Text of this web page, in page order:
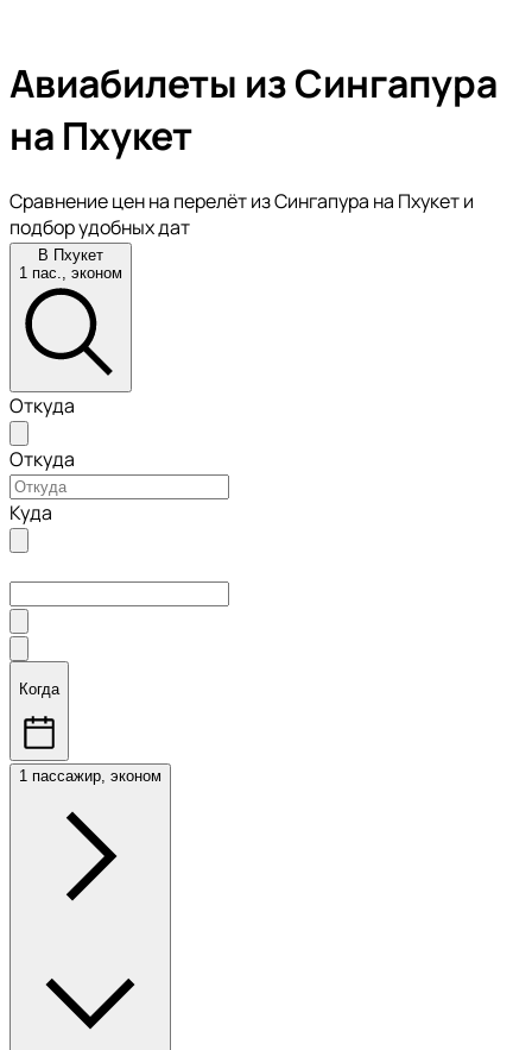
Авиабилеты из Сингапура
на Пхукет
Сравнение цен на перелёт из Сингапура на Пхукет и
подбор удобных дат
В Пхукет
1 пас., эконом
Откуда
Откуда
Куда
Когда
1 пассажир, эконом